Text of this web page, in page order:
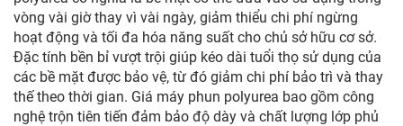
vòng vài giờ thay vì vài ngày, giảm thiểu chi phí ngừng
hoạt động và tối đa hóa năng suất cho chủ sở hữu cơ sở.
Đặc tính bền bỉ vượt trội giúp kéo dài tuổi thọ sử dụng của
các bề mặt được bảo vệ, từ đó giảm chi phí bảo trì và thay
thế theo thời gian. Giá máy phun polyurea bao gồm công
nghệ trộn tiên tiến đảm bảo độ dày và chất lượng lớp phủ